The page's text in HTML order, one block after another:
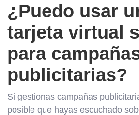
¿Puedo usar
tarjeta virtual
para
publicitarias?
Si gestionas campañas
posible que hayas escuchado